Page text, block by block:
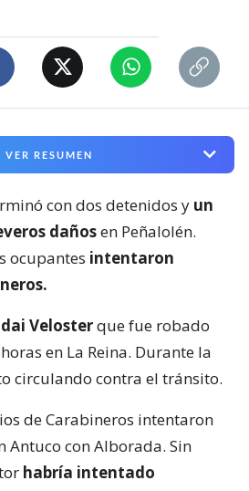
VER RESUMEN
con dos detenidos y un
dañosen Peñalolén.
ocupantes intentaron
Velosterque fue robado
en La Reina. Durante la
circulando contra el tránsito.
de Carabineros intentaron
Antuco con Alborada. Sin
habría intentado